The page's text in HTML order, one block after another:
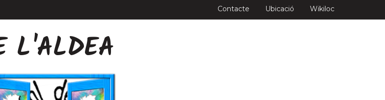
Contacte Ubicació Wikiloc
L'ALDEA